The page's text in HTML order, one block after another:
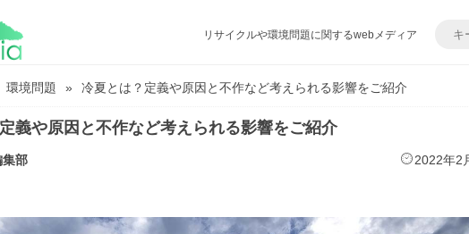
リサイクルや環境問題に関するwebメディア
環境問題 冷夏とは？定義や原因と不作など考えられる影響をご紹介
義や原因と不作など考えられる影響をご紹介
部 2022年2